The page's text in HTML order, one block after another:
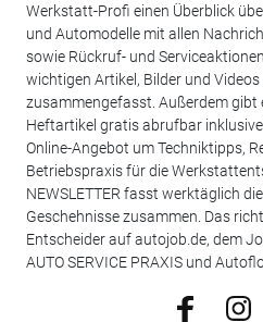
Werkstatt-Profi einen Überblick
und Automodelle mit allen
sowie Rückruf- und
wichtigen Artikel, Bilder und Videos
zusammengefasst. Außerdem gibt
Heftartikel gratis abrufbar
Online-Angebot um Techniktipps,
Betriebspraxis für die
NEWSLETTER fasst werktäglich
Geschehnisse zusammen. Das
Entscheider auf autojob.de, dem
AUTO SERVICE PRAXIS und